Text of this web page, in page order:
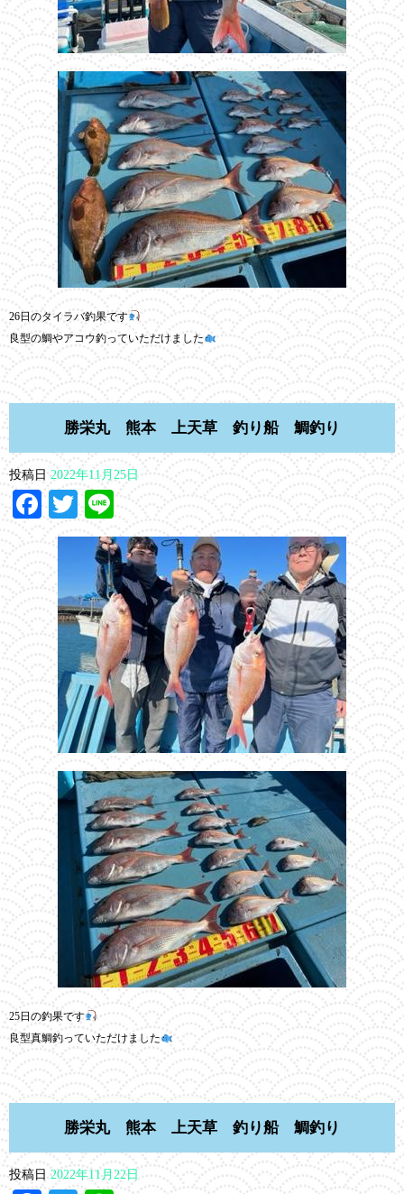
26日のタイラバ釣果です
良型の鯛やアコウ釣っていただけました
勝栄丸 熊本 上天草 釣り船 鯛釣り
投稿日 2022年11月25日
Facebook
Twitter
Line
25日の釣果です
良型真鯛釣っていただけました
勝栄丸 熊本 上天草 釣り船 鯛釣り
投稿日 2022年11月22日